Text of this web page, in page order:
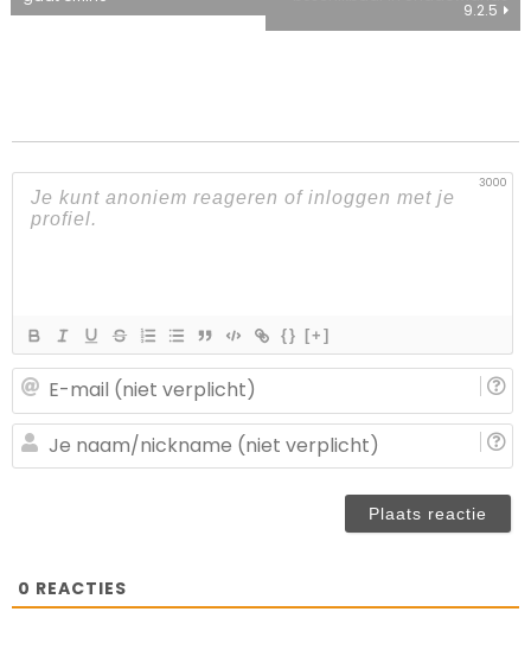
9.2.5
3000
{} [+]
0 REACTIES